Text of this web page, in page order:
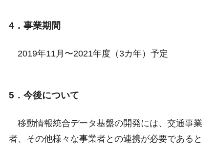
4．事業期間
2019年11月〜2021年度（3カ年）予定
5．今後について
移動情報統合データ基盤の開発には、交通事業
者、その他様々な事業者との連携が必要であると